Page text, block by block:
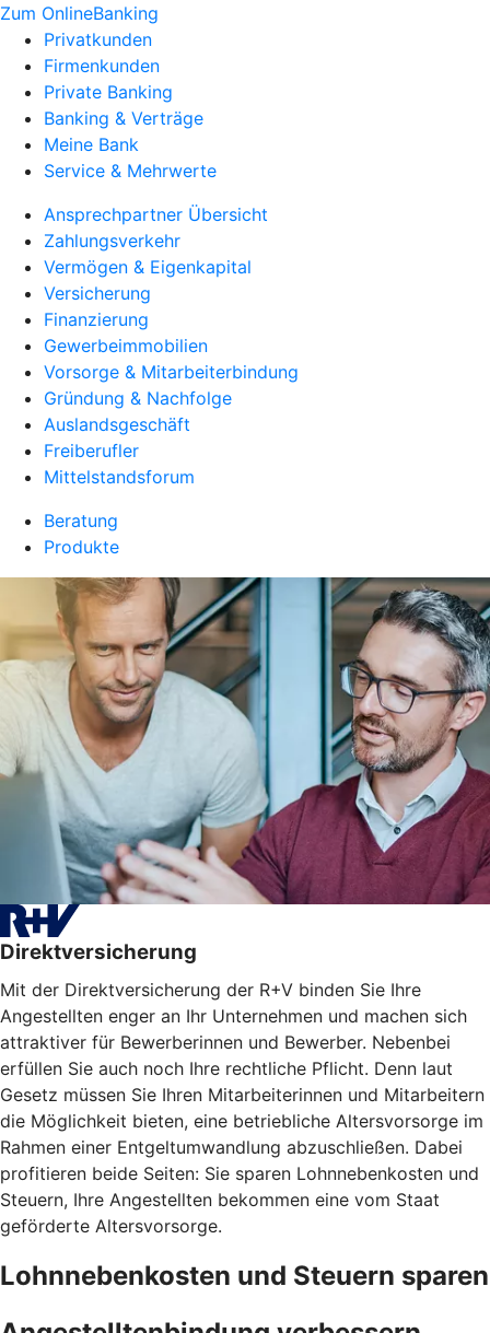
Zum OnlineBanking
Privatkunden
Firmenkunden
Private Banking
Banking & Verträge
Meine Bank
Service & Mehrwerte
Ansprechpartner Übersicht
Zahlungsverkehr
Vermögen & Eigenkapital
Versicherung
Finanzierung
Gewerbeimmobilien
Vorsorge & Mitarbeiterbindung
Gründung & Nachfolge
Auslandsgeschäft
Freiberufler
Mittelstandsforum
Beratung
Produkte
Direktversicherung
Mit der Direktversicherung der R+V binden Sie Ihre
Angestellten enger an Ihr Unternehmen und machen sich
attraktiver für Bewerberinnen und Bewerber. Nebenbei
erfüllen Sie auch noch Ihre rechtliche Pflicht. Denn laut
Gesetz müssen Sie Ihren Mitarbeiterinnen und Mitarbeitern
die Möglichkeit bieten, eine betriebliche Altersvorsorge im
Rahmen einer Entgeltumwandlung abzuschließen. Dabei
profitieren beide Seiten: Sie sparen Lohnnebenkosten und
Steuern, Ihre Angestellten bekommen eine vom Staat
geförderte Altersvorsorge.
Lohnnebenkosten und Steuern sparen